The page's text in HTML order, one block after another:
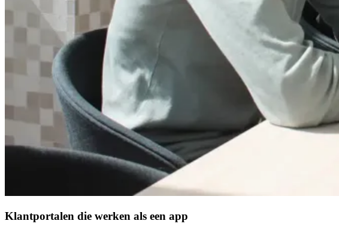
Klantportalen die werken als een app